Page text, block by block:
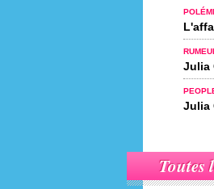
Julia
Julia
Toutes